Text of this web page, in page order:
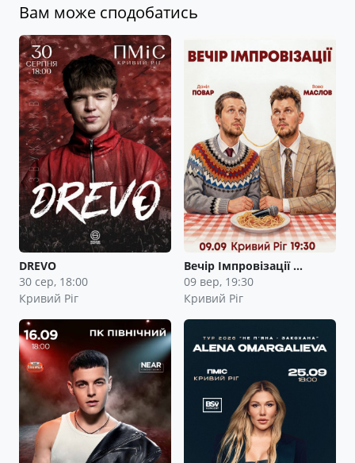
Вам може сподобатись
DREVO
30 сер, 18:00
Кривий Ріг
Вечір Імпровізації …
09 вер, 19:30
Кривий Ріг